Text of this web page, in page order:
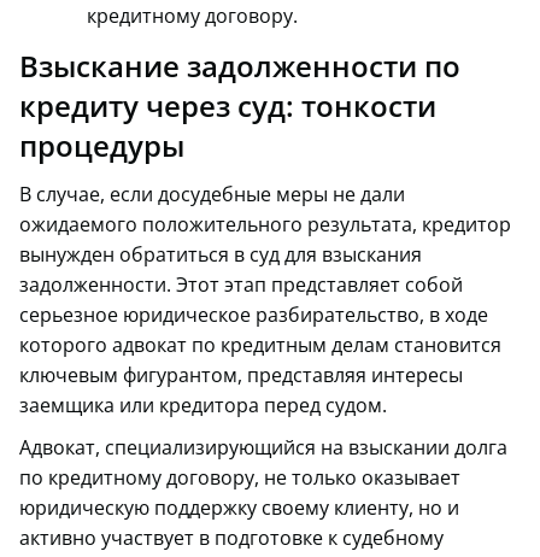
кредитному договору.
Взыскание задолженности по
кредиту через суд: тонкости
процедуры
В случае, если досудебные меры не дали
ожидаемого положительного результата, кредитор
вынужден обратиться в суд для взыскания
задолженности. Этот этап представляет собой
серьезное юридическое разбирательство, в ходе
которого адвокат по кредитным делам становится
ключевым фигурантом, представляя интересы
заемщика или кредитора перед судом.
Адвокат, специализирующийся на взыскании долга
по кредитному договору, не только оказывает
юридическую поддержку своему клиенту, но и
активно участвует в подготовке к судебному